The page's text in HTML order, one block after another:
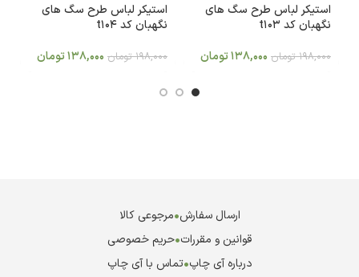
استیکر لباس طرح سگ های
نگهبان کد t103
198,000 تومان 138,000تومان
استیکر لباس طرح سگ های
نگهبان کد t104
198,000 تومان 138,000تومان
ارسال سفارش•مرجوعی کالا
قوانین و مقررات•حریم خصوصی
درباره آی چاپ•تماس با آی چاپ